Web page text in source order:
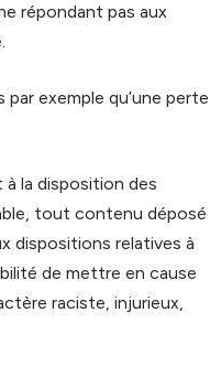
répondant pas aux
exemple qu’une perte
la disposition des
tout contenu déposé
dispositions relatives à
de mettre en cause
raciste, injurieux,